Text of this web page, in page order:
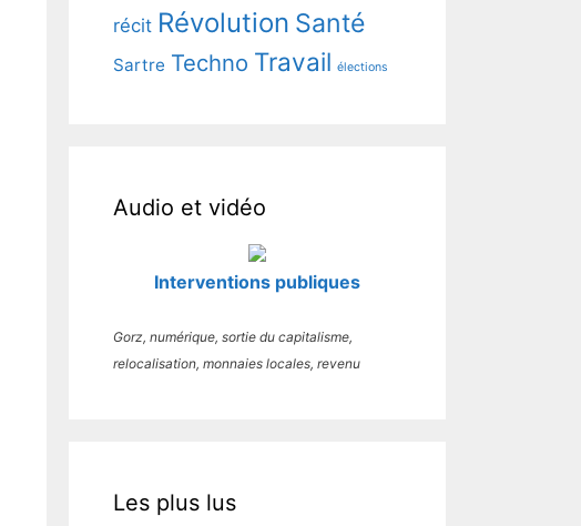
récit Révolution Santé
Sartre Techno Travail élections
Audio et vidéo
Interventions publiques
Gorz, numérique, sortie du capitalisme,
relocalisation, monnaies locales, revenu
Les plus lus